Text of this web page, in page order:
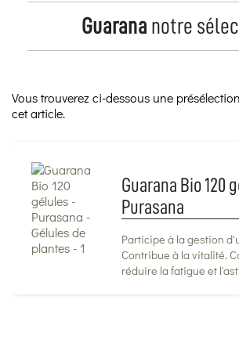
Guarana notre
Vous trouverez ci-dessous une
cet article.
Guarana Bio 120
Purasana
Participe à la gestion
Contribue à la vitalité.
réduire la fatigue et